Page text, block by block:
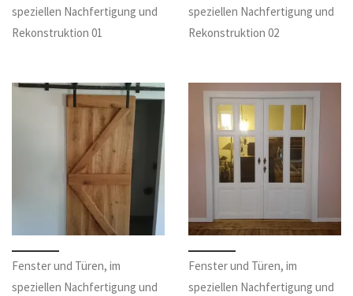
speziellen Nachfertigung und
Rekonstruktion 01
speziellen Nachfertigung und
Rekonstruktion 02
Fenster und Türen, im
speziellen Nachfertigung und
Fenster und Türen, im
speziellen Nachfertigung und